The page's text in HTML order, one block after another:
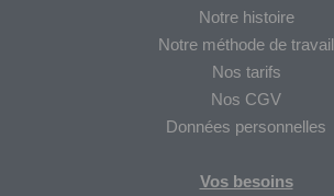
Notre histoire
Notre méthode de travail
Nos tarifs
Nos CGV
Données personnelles
Vos besoins